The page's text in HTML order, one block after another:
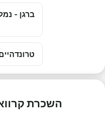
ברגן -
השכרת